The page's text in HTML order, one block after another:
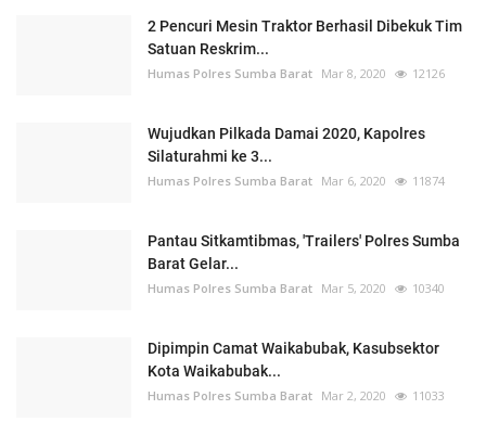
2 Pencuri Mesin Traktor Berhasil Dibekuk Tim
Satuan Reskrim...
Humas Polres Sumba Barat Mar 8, 2020 12126
Wujudkan Pilkada Damai 2020, Kapolres
Silaturahmi ke 3...
Humas Polres Sumba Barat Mar 6, 2020 11874
Pantau Sitkamtibmas, 'Trailers' Polres Sumba
Barat Gelar...
Humas Polres Sumba Barat Mar 5, 2020 10340
Dipimpin Camat Waikabubak, Kasubsektor
Kota Waikabubak...
Humas Polres Sumba Barat Mar 2, 2020 11033